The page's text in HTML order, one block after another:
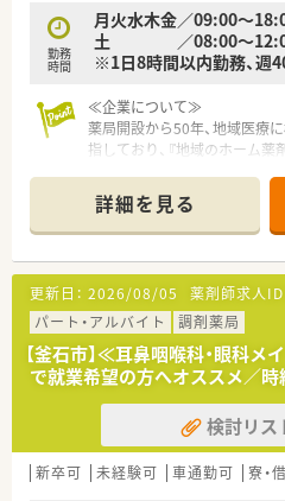
勤務
時間
月火水木金／09:00～
土 ／08:00～12:00
※1日8時間以内勤務、週
≪企業について≫
薬局開設から50年、地域医療
指しており、『地域のホーム
ど、地域社会との関わりを大
頭に地域の立て直しも行った
背景から新卒でご入社される
の下で働きたい方も多いです。
≪長く安心して働きたい方は
釜石市に店舗展開をしており
据えて働けます。地域との連
と異動の頻度も多くなく、本
していきたいという方にもお
≪安心の設備≫
全自動分包機や監査システム
を考え、より患者様と向き合
詳細を見る
更新日： 2026/08/05 薬剤師求人ID
パート・アルバイト
調剤薬局
【釜石市】≪耳鼻咽喉科・眼科
で就業希望の方へオススメ／
検討リス
新卒可 未経験可 車通勤可 寮・